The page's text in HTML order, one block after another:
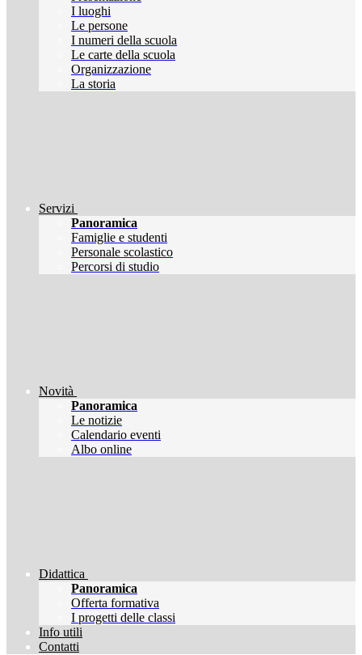
I luoghi
Le persone
I numeri della scuola
Le carte della scuola
Organizzazione
La storia
Servizi
Panoramica
Famiglie e studenti
Personale scolastico
Percorsi di studio
Novità
Panoramica
Le notizie
Calendario eventi
Albo online
Didattica
Panoramica
Offerta formativa
I progetti delle classi
Info utili
Contatti